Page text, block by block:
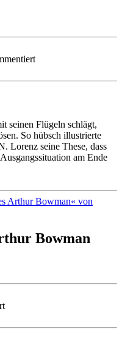
seinen Flügeln schlägt,
So hübsch illustrierte
Lorenz seine These, dass
am Ende
Bowman